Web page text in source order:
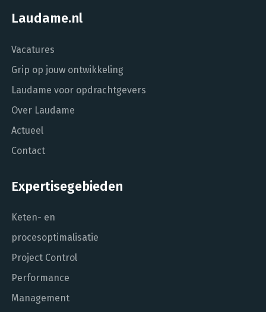
Laudame.nl
Vacatures
Grip op jouw ontwikkeling
Laudame voor opdrachtgevers
Over Laudame
Actueel
Contact
Expertisegebieden
Keten- en
procesoptimalisatie
Project Control
Performance
Management